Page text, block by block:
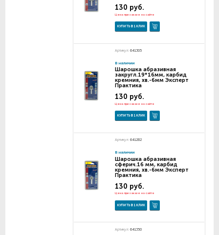
130 руб.
Цена при заказе на сайте
КУПИТЬ В 1 КЛИК
Артикул: 641305
В наличии
Шарошка абразивная
закругл.19*16мм, карбид
кремния, хв.-6мм Эксперт
Практика
130 руб.
Цена при заказе на сайте
КУПИТЬ В 1 КЛИК
Артикул: 641282
В наличии
Шарошка абразивная
сферич.16 мм, карбид
кремния, хв.-6мм Эксперт
Практика
130 руб.
Цена при заказе на сайте
КУПИТЬ В 1 КЛИК
Артикул: 641350